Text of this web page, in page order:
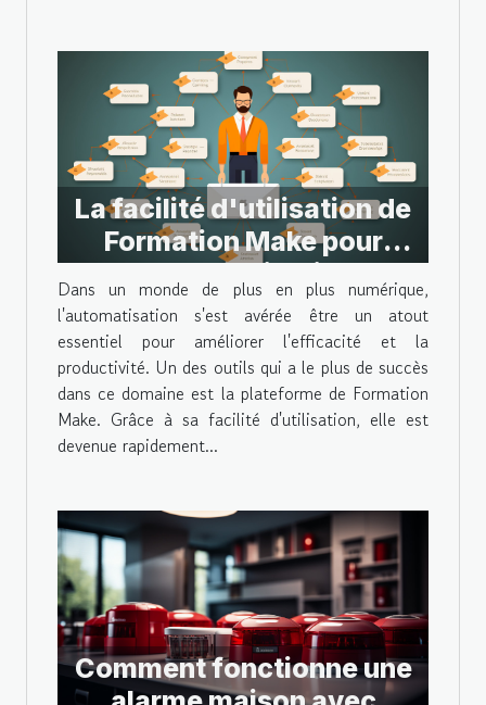
La facilité d'utilisation de
Formation Make pour
l'automatisation
Dans un monde de plus en plus numérique,
l'automatisation s'est avérée être un atout
essentiel pour améliorer l'efficacité et la
productivité. Un des outils qui a le plus de succès
dans ce domaine est la plateforme de Formation
Make. Grâce à sa facilité d'utilisation, elle est
devenue rapidement...
Comment fonctionne une